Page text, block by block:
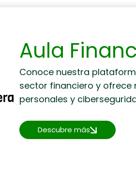
Aula
Conoce nuestra
sector financiero y ofrece
personales y
Descubre más